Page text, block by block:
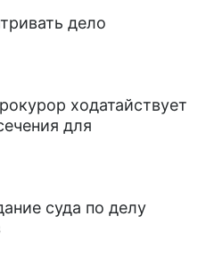
дело
ходатайствует
для
суда по делу